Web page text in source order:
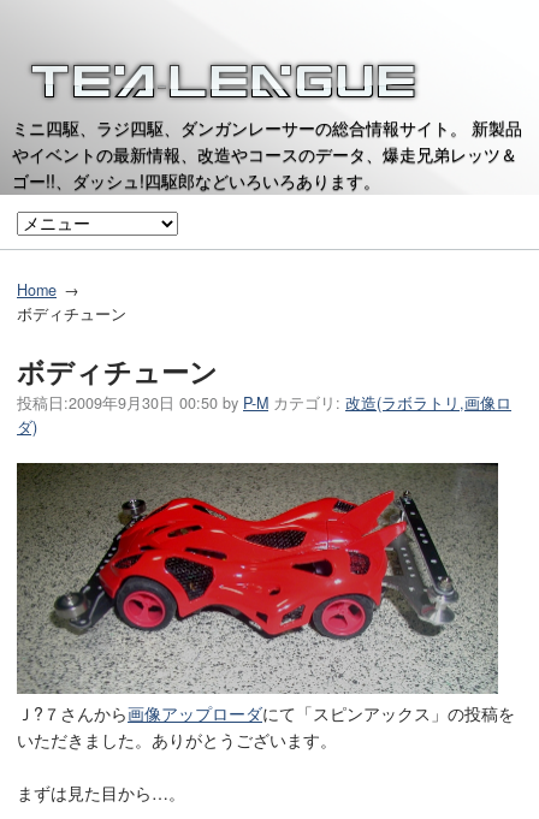
ミニ四駆、ラジ四駆、ダンガンレーサーの総合情報サイト。 新製品
やイベントの最新情報、改造やコースのデータ、爆走兄弟レッツ＆
ゴー!!、ダッシュ!四駆郎などいろいろあります。
Home
ボディチューン
ボディチューン
投稿日:2009年9月30日 00:50 by P-M カテゴリ: 改造(ラボラトリ,画像ロ
ダ)
Ｊ?７さんから画像アップローダにて「スピンアックス」の投稿を
いただきました。ありがとうございます。
まずは見た目から…。